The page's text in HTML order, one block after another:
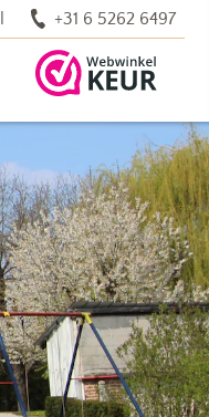
+31 6 5262 6497